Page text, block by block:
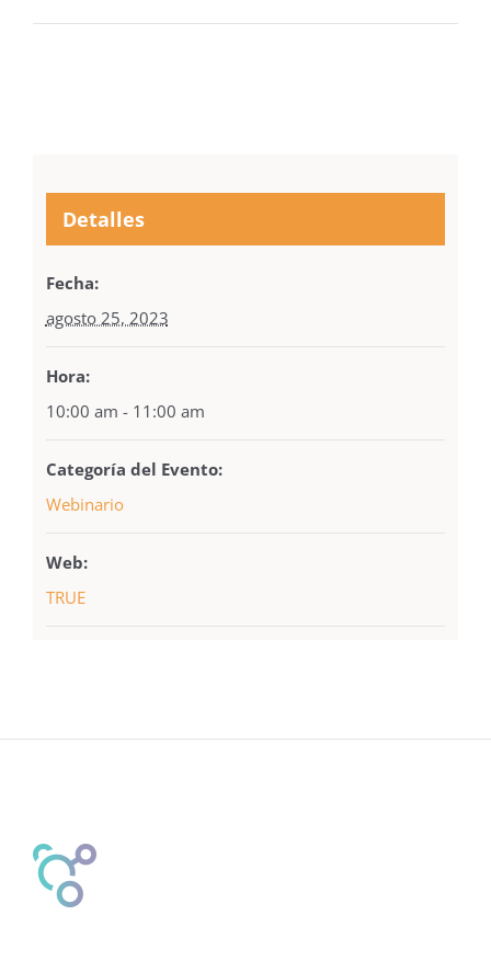
Detalles
Fecha:
agosto 25, 2023
Hora:
10:00 am - 11:00 am
Categoría del Evento:
Webinario
Web:
TRUE